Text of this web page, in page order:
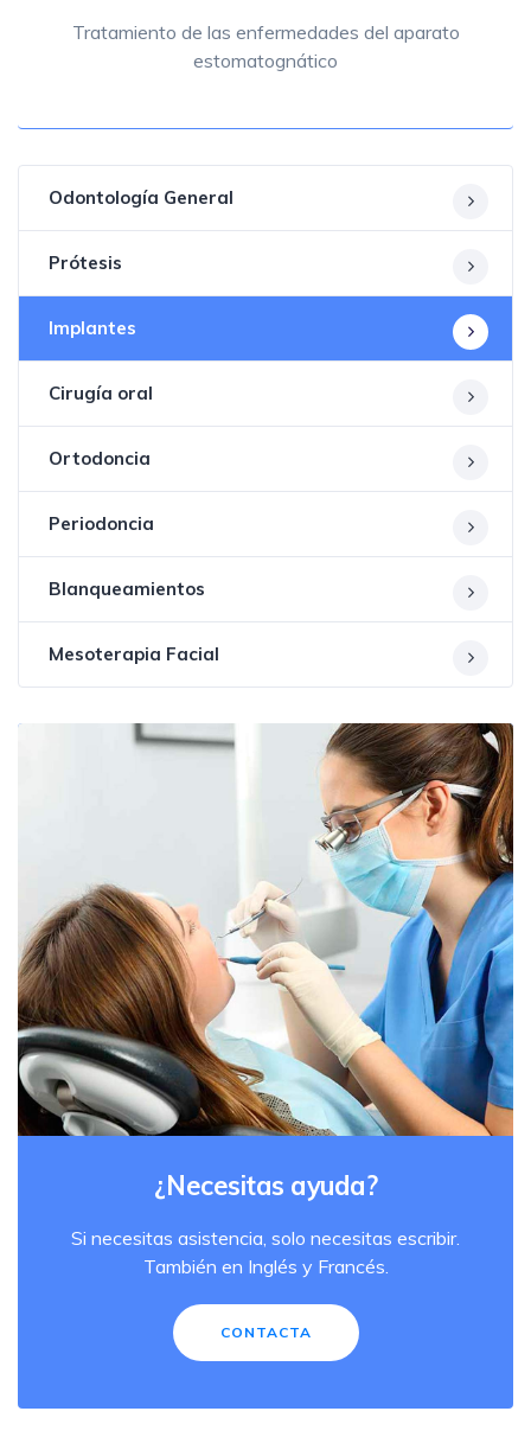
Tratamiento de las enfermedades del aparato
estomatognático
Odontología General
Prótesis
Implantes
Cirugía oral
Ortodoncia
Periodoncia
Blanqueamientos
Mesoterapia Facial
¿Necesitas ayuda?
Si necesitas asistencia, solo necesitas escribir.
También en Inglés y Francés.
CONTACTA